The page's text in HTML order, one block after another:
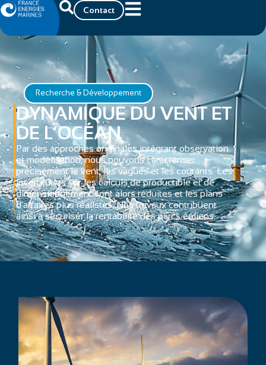
Contact
Recherche & Développement
DYNAMIQUE DU VENT ET
DE L’OCÉAN
Par des approches originales intégrant observation
et modélisation, nous pouvons caractériser
précisément le vent, les vagues et les courants. Les
incertitudes sur les calculs de productible et de
dimensionnement sont alors réduites et les plans
d’affaires plus réalistes. Nos travaux contribuent
ainsi à sécuriser la rentabilité des parcs éoliens.